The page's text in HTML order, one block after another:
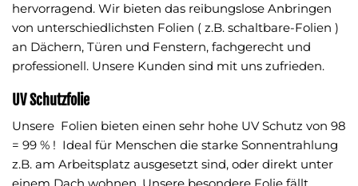
hervorragend. Wir bieten das reibungslose Anbringen
von unterschiedlichsten Folien ( z.B. schaltbare-Folien )
an Dächern, Türen und Fenstern, fachgerecht und
professionell. Unsere Kunden sind mit uns zufrieden.
UV Schutzfolie
Unsere Folien bieten einen sehr hohe UV Schutz von 98
= 99 % ! Ideal für Menschen die starke Sonnentrahlung
z.B. am Arbeitsplatz ausgesetzt sind, oder direkt unter